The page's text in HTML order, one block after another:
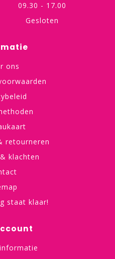
09.30 - 17.00
Gesloten
ons
retourneren
klachten
staat klaar!